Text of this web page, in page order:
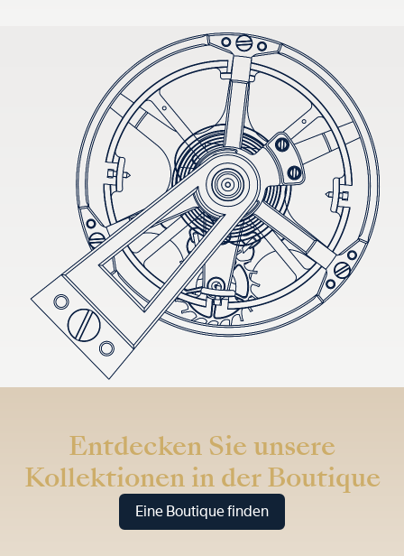
Entdecken Sie unsere
Kollektionen in der Boutique
Eine Boutique finden